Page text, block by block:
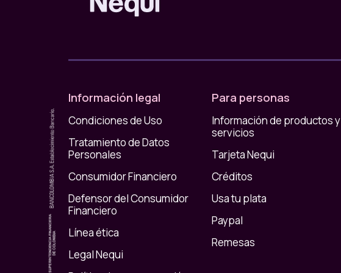
gusta y evitas que ese gasto hormiga
Información legal
Condiciones de Uso
Tratamiento de Datos
Personales
Consumidor Financiero
Defensor del Consumidor
Financiero
Línea ética
Legal Nequi
Para personas
Información de productos y
servicios
Tarjeta Nequi
Créditos
Usa tu plata
Paypal
Remesas